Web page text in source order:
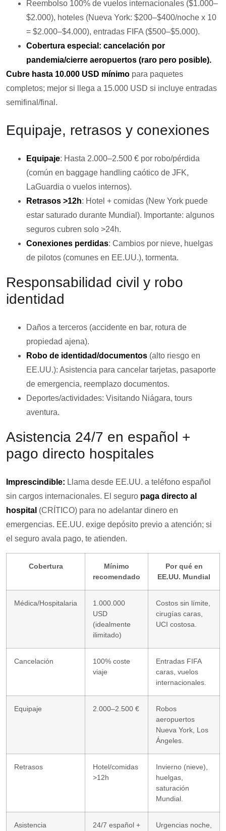
Reembolso 100% de vuelos internacionales ($1.000–
$2.000), hoteles (Nueva York: $200–$400/noche x 10
= $2.000–$4.000), entradas FIFA ($500–$5.000).
Cobertura especial: cancelación por
pandemia/cierre aeropuertos (raro pero posible).
Cubre hasta 10.000 USD mínimo para paquetes
completos; mejor si llega a 15.000 USD si incluye entradas
semifinal/final.
Equipaje, retrasos y conexiones
Equipaje: Hasta 2.000–2.500 € por robo/pérdida
(común en baggage handling caótico de JFK,
LaGuardia o vuelos internos).
Retrasos >12h: Hotel + comidas (New York puede
estar saturado durante Mundial). Importante: algunos
seguros cubren solo >24h.
Conexiones perdidas: Cambios por nieve, huelgas
de pilotos (comunes en EE.UU.), tormenta.
Responsabilidad civil y robo
identidad
Daños a terceros (accidente en bar, rotura de
propiedad ajena).
Robo de identidad/documentos (alto riesgo en
EE.UU.): Asistencia para cancelar tarjetas, pasaporte
de emergencia, reemplazo documentos.
Deportes/actividades: Visitando Niágara, tours
aventura.
Asistencia 24/7 en español +
pago directo hospitales
Imprescindible: Llama desde EE.UU. a teléfono español
sin cargos internacionales. El seguro paga directo al
hospital (CRÍTICO) para no adelantar dinero en
emergencias. EE.UU. exige depósito previo a atención; si
el seguro avala pago, te atienden.
Cobertura
Mínimo
recomendado
Por qué en
EE.UU. Mundial
Médica/Hospitalaria
1.000.000
USD
(idealmente
ilimitado)
Costos sin límite,
cirugías caras,
UCI costosa.
Cancelación
100% coste
viaje
Entradas FIFA
caras, vuelos
internacionales.
Equipaje 2.000–2.500 €
Robos
aeropuertos
Nueva York, Los
Ángeles.
Retrasos
Hotel/comidas
>12h
Invierno (nieve),
huelgas,
saturación
Mundial.
Asistencia
24/7 español +
Urgencias noche,